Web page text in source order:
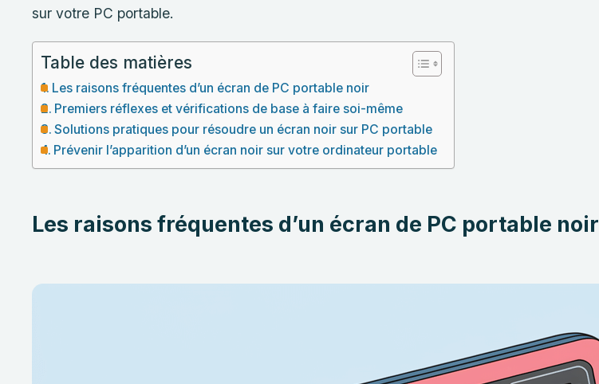
sur votre PC portable.
Table des matières
Les raisons fréquentes d’un écran de PC portable noir
Premiers réflexes et vérifications de base à faire soi-même
Solutions pratiques pour résoudre un écran noir sur PC portable
Prévenir l’apparition d’un écran noir sur votre ordinateur portable
Les raisons fréquentes d’un écran de PC portable noir